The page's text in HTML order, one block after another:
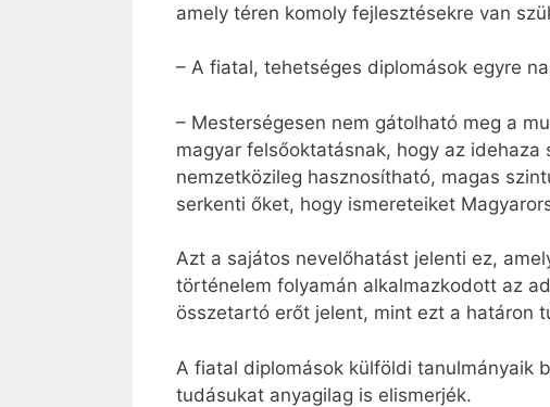
amely téren komoly fejlesztésekre van
– A fiatal, tehetséges diplomások egyre
– Mesterségesen nem gátolható meg a
magyar felsőoktatásnak, hogy az
nemzetközileg hasznosítható, magas
serkenti őket, hogy ismereteiket
Azt a sajátos nevelőhatást jelenti ez,
történelem folyamán alkalmazkodott az
összetartó erőt jelent, mint ezt a határon
A fiatal diplomások külföldi tanulmányaik
tudásukat anyagilag is elismerjék.